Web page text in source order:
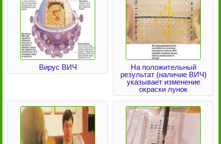
Вирус ВИЧ
На положительный
результат (наличие ВИЧ)
указывает изменение
окраски лунок